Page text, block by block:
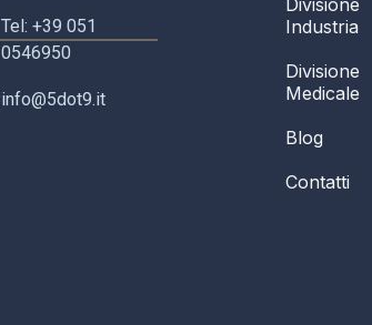
Tel: +39 051
0546950
info@5dot9.it
Divisione
Industria
Divisione
Medicale
Blog
Contatti